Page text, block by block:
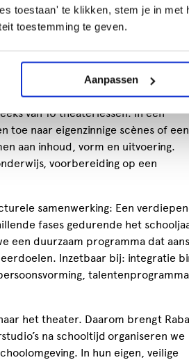
toestaan' te klikken, stem je in
toestemming te geven.
Aanpassen
van 4 theaterlessen:
de klas doet.
themaweken, sociale
van 10 theaterlessen: In een
naar eigenzinnige scènes of een
aan inhoud, vorm en uitvoering.
voorbereiding op een
samenwerking: Een
fases gedurende het
een duurzaam programma dat
Inzetbaar bij: integratie
het theater. Daarom brengt
na schooltijd organiseren we
In hun eigen, veilige